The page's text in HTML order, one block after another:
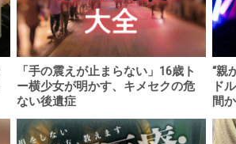
「手の震えが止まらない」16歳ト
ー横少女が明かす、キメセクの危
ない後遺症
“親
ド
間